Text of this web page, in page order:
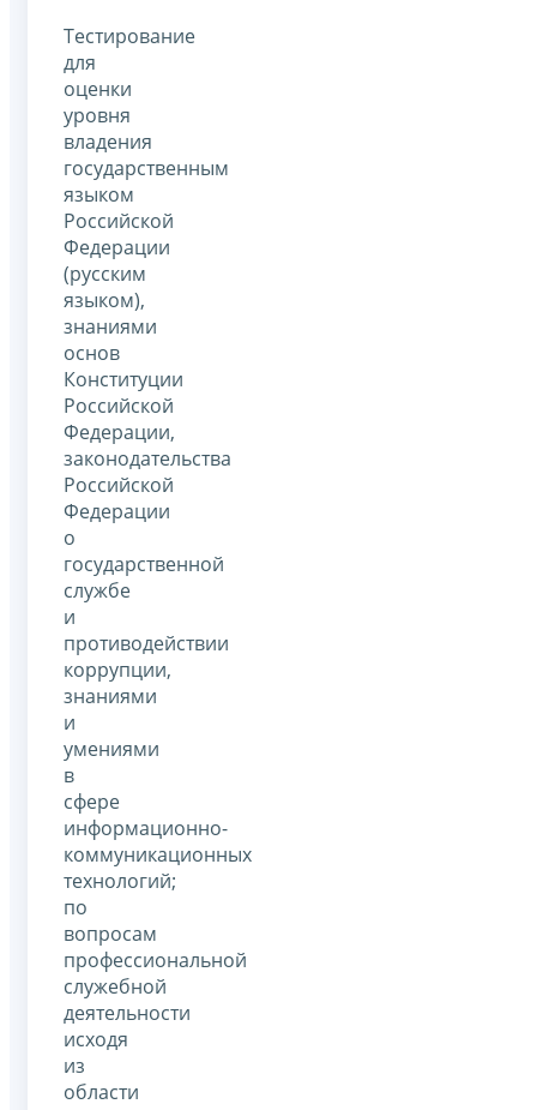
Тестирование
для
оценки
уровня
владения
государственным
языком
Российской
Федерации
(русским
языком),
знаниями
основ
Конституции
Российской
Федерации,
законодательства
Российской
Федерации
о
государственной
службе
и
противодействии
коррупции,
знаниями
и
умениями
в
сфере
информационно-
коммуникационных
технологий;
по
вопросам
профессиональной
служебной
деятельности
исходя
из
области